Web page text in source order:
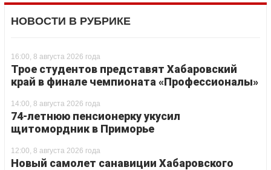
НОВОСТИ В РУБРИКЕ
16:00, 8 августа 2026 года
Трое студентов представят Хабаровский
край в финале чемпионата «Профессионалы»
14:00, 8 августа 2026 года
74-летнюю пенсионерку укусил
щитомордник в Приморье
12:00, 8 августа 2026 года
Новый самолет санавиции Хабаровского